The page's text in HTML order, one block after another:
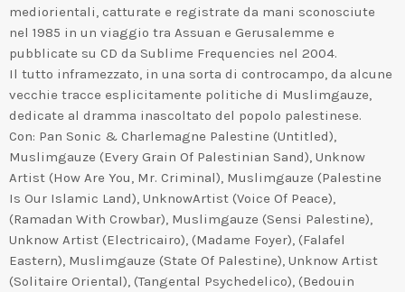
mediorientali, catturate e registrate da mani sconosciute
nel 1985 in un viaggio tra Assuan e Gerusalemme e
pubblicate su CD da Sublime Frequencies nel 2004.
Il tutto inframezzato, in una sorta di controcampo, da alcune
vecchie tracce esplicitamente politiche di Muslimgauze,
dedicate al dramma inascoltato del popolo palestinese.
Con: Pan Sonic & Charlemagne Palestine (Untitled),
Muslimgauze (Every Grain Of Palestinian Sand), Unknow
Artist (How Are You, Mr. Criminal), Muslimgauze (Palestine
Is Our Islamic Land), UnknowArtist (Voice Of Peace),
(Ramadan With Crowbar), Muslimgauze (Sensi Palestine),
Unknow Artist (Electricairo), (Madame Foyer), (Falafel
Eastern), Muslimgauze (State Of Palestine), Unknow Artist
(Solitaire Oriental), (Tangental Psychedelico), (Bedouin